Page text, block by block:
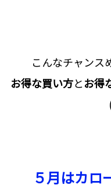
こんなチャンス
お得な買い方とお得
５月はカロ